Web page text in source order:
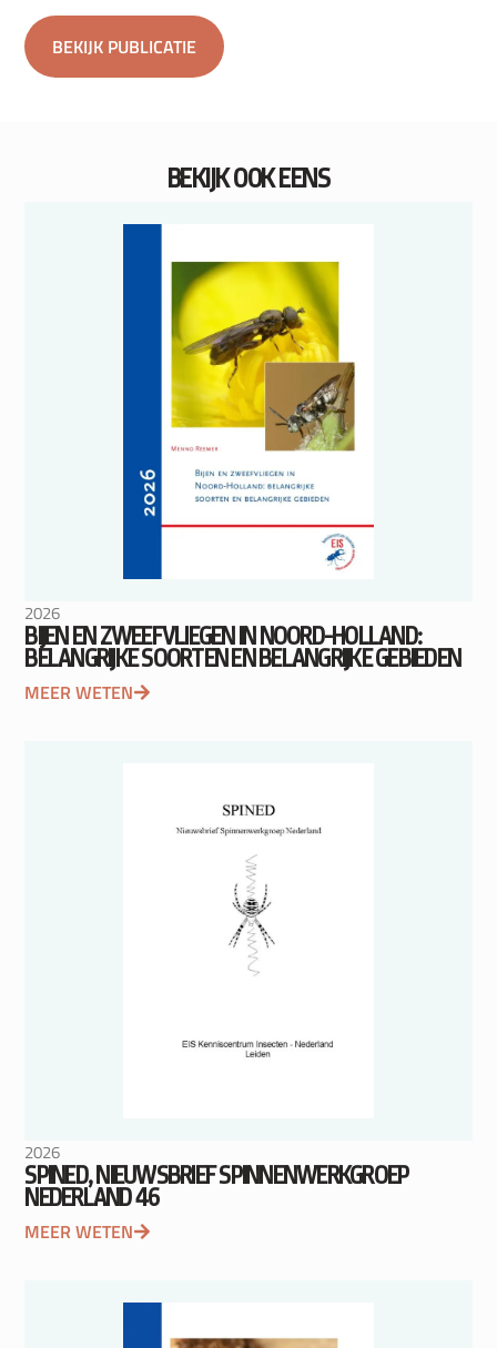
BEKIJK PUBLICATIE
BEKIJK OOK EENS
2026
BIJEN EN ZWEEFVLIEGEN IN NOORD-HOLLAND:
BELANGRIJKE SOORTEN EN BELANGRIJKE GEBIEDEN
MEER WETEN
2026
SPINED, NIEUWSBRIEF SPINNENWERKGROEP
NEDERLAND 46
MEER WETEN